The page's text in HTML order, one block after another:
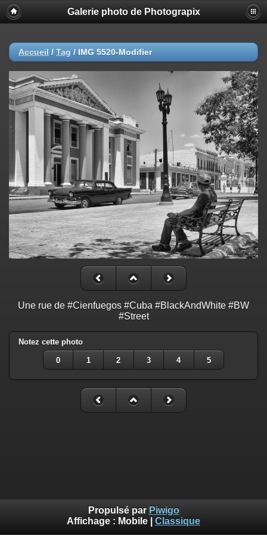
Galerie photo de Photograpix
Accueil / Tag / IMG 5520-Modifier
Une rue de #Cienfuegos #Cuba #BlackAndWhite #BW
#Street
Notez cette photo
0 1 2 3 4 5
Propulsé par Piwigo
Affichage : Mobile Classique